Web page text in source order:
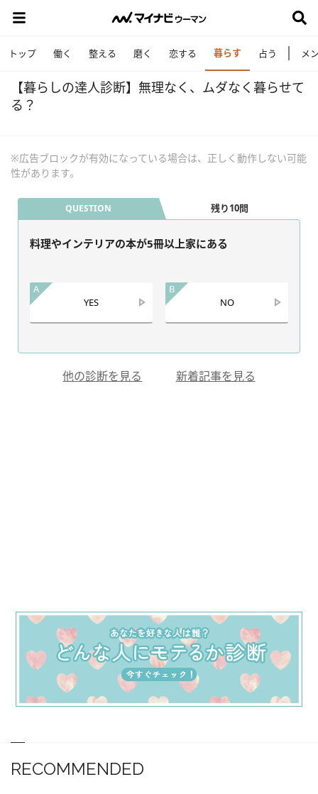
トップ 働く 整える 磨く 恋する 暮らす 占う メ
【暮らしの達人診断】無理なく、ムダなく暮らせて
る？
※広告ブロックが有効になっている場合は、正しく動作しない可能
性があります。
QUESTION 残り10問
料理やインテリアの本が5冊以上家にある
A
YES
B
NO
他の診断を見る 新着記事を見る
RECOMMENDED